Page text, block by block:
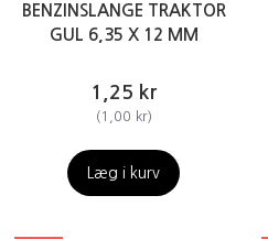
BENZINSLANGE TRAKTOR
GUL 6,35 X 12 MM
1,25 kr
(1,00 kr)
Læg i kurv